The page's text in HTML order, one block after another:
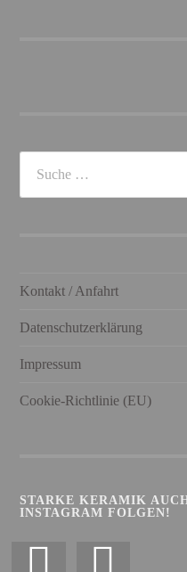
Kontakt / Anfahrt
Datenschutzerklärung
Impressum
Cookie-Richtlinie (EU)
STARKE KERAMIK
INSTAGRAM FOLGEN!